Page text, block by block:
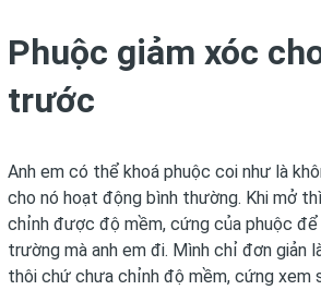
Phuộc giảm xóc
trước
Anh em có thể khoá phuộc coi như là
cho nó hoạt động bình thường. Khi mở
chỉnh được độ mềm, cứng của phuộc để
trường mà anh em đi. Mình chỉ đơn giản
thôi chứ chưa chỉnh độ mềm, cứng xem